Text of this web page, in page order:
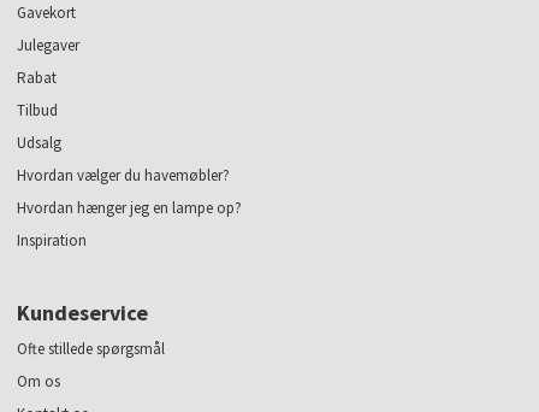
Gavekort
Julegaver
Rabat
Tilbud
Udsalg
Hvordan vælger du havemøbler?
Hvordan hænger jeg en lampe op?
Inspiration
Kundeservice
Ofte stillede spørgsmål
Om os